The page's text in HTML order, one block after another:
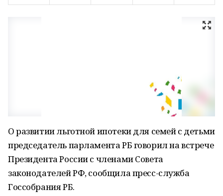
О развитии льготной ипотеки для семей с детьми
председатель парламента РБ говорил на встрече
Президента России с членами Совета
законодателей РФ, сообщила пресс-служба
Госсобрания РБ.